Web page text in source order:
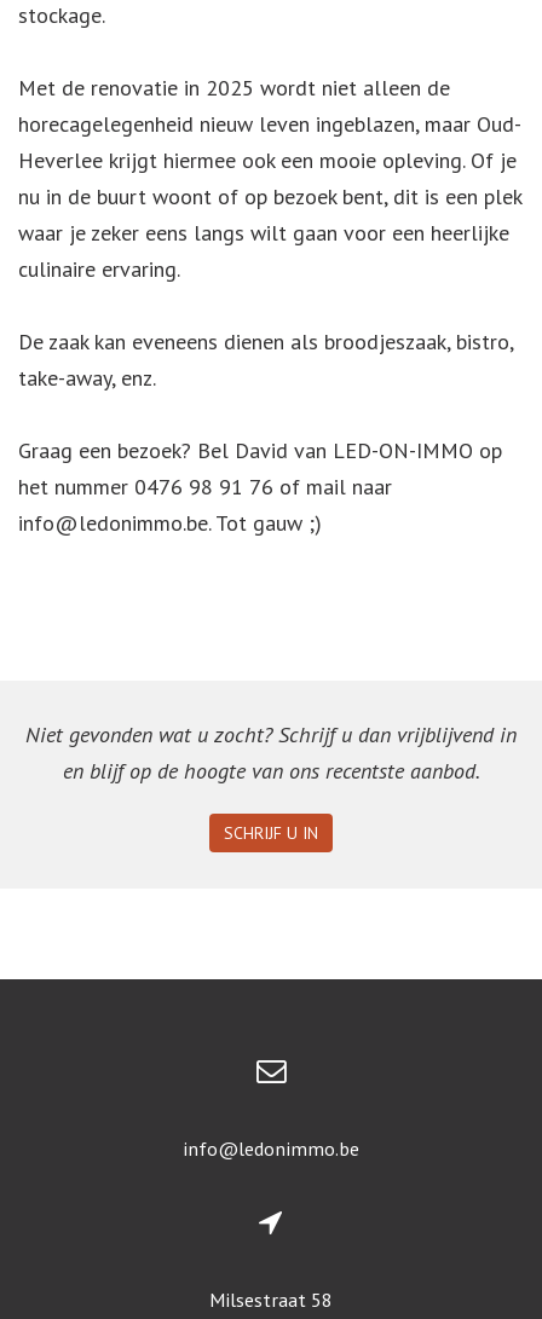
stockage.
Met de renovatie in 2025 wordt niet alleen de
horecagelegenheid nieuw leven ingeblazen, maar Oud-
Heverlee krijgt hiermee ook een mooie opleving. Of je
nu in de buurt woont of op bezoek bent, dit is een plek
waar je zeker eens langs wilt gaan voor een heerlijke
culinaire ervaring.
De zaak kan eveneens dienen als broodjeszaak, bistro,
take-away, enz.
Graag een bezoek? Bel David van LED-ON-IMMO op
het nummer 0476 98 91 76 of mail naar
info@ledonimmo.be. Tot gauw ;)
Niet gevonden wat u zocht? Schrijf u dan vrijblijvend in
en blijf op de hoogte van ons recentste aanbod.
SCHRIJF U IN
info@ledonimmo.be
Milsestraat 58